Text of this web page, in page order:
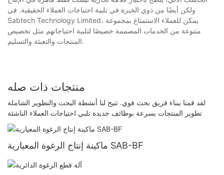
ولكن أيضًا من ذوي الخبرة في تلبية احتياجات العملاء الحقيقية. في
Sabtech Technology Limited، يمكن للعملاء الاستمتاع بمجموعة
متنوعة من الخدمات المصممة خصيصًا لتلبية احتياجاتهم مثل تخصيص
المنتجات والتعبئة والتسليم.
منتجات ذات صله
لقد قمنا ببناء فريق بحث قوي. تتيح لنا أنشطة البحث والتطوير الشاملة
تطوير المنتجات بسرعة بوظائف جديدة تلبي احتياجات العملاء الناشئة
ماكينة إنتاج الرغوة المعيارية SAB-BF